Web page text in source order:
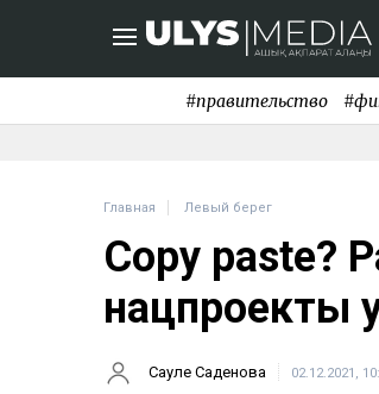
#правительство
Главная Левый берег
Copy paste?
нацпроекты
Сауле Саденова 02.12.2021,